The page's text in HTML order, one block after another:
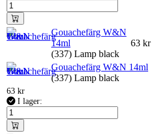
Gouachefärg W&N
14ml
(337) Lamp black
63 kr
Gouachefärg W&N 14ml
(337) Lamp black
63 kr
I lager: